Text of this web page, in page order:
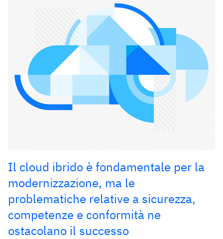
Il cloud ibrido è fondamentale per la
modernizzazione, ma le
problematiche relative a sicurezza,
competenze e conformità ne
ostacolano il successo